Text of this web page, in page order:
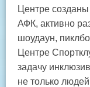
Центре
АФК, активно
шоудаун,
Центре
задачу
не только